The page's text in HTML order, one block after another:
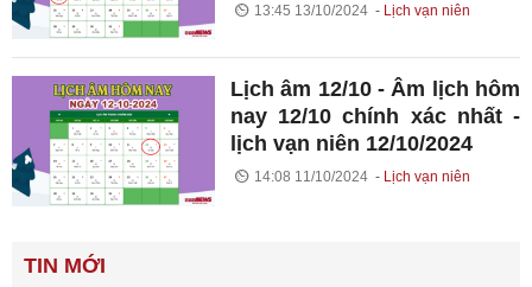
13:45 13/10/2024 Lịch vạn niên
Lịch âm 12/10 - Âm lịch hôm
nay 12/10 chính xác nhất -
lịch vạn niên 12/10/2024
14:08 11/10/2024 Lịch vạn niên
TIN MỚI